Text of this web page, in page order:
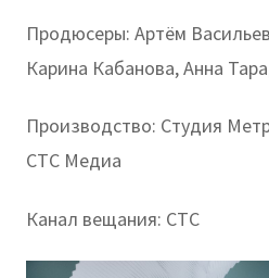
Продюсеры: Артём
Карина Кабанова, Анна
Производство: Студия
СТС Медиа
Канал вещания: СТС